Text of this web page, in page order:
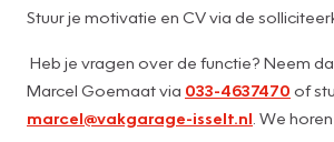
Stuur je motivatie en CV via de
Heb je vragen over de functie? Neem
Marcel Goemaat via 033-4637470 of
marcel@vakgarage-isselt.nl . We